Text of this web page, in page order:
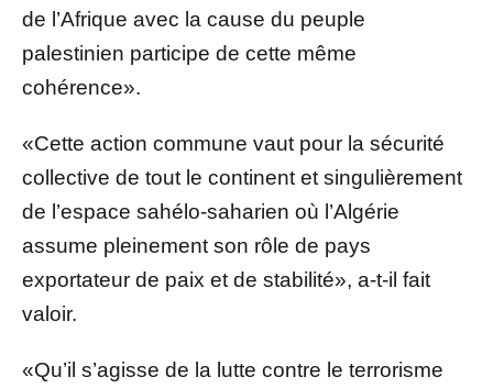
de l’Afrique avec la cause du peuple
palestinien participe de cette même
cohérence».
«Cette action commune vaut pour la sécurité
collective de tout le continent et singulièrement
de l’espace sahélo-saharien où l’Algérie
assume pleinement son rôle de pays
exportateur de paix et de stabilité», a-t-il fait
valoir.
«Qu’il s’agisse de la lutte contre le terrorisme